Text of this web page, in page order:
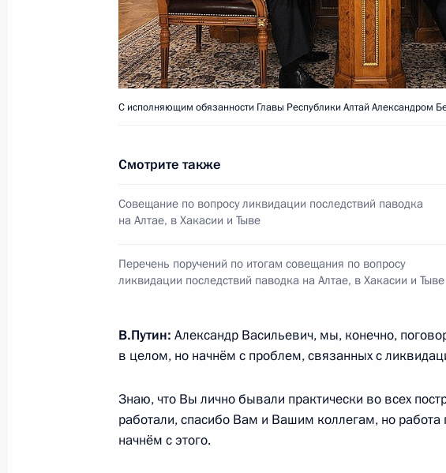
Об исполнении поручения Президента по
на Алтае, в Хакасии и Тыве
18 июля 2014 года, 15:30
обязанности Главы Республики Алтай
Президента
15 декабря 2012 года, 10:00
С исполняющим обязанности Главы Республики Алтай Александром
Смотрите также
Совещание по вопросу ликвидации последствий паводка
на Алтае, в Хакасии и Тыве
Перечень поручений по итогам совещания по вопросу
ликвидации последствий паводка на Алтае, в Хакасии и Тыве
В.Путин: Александр Васильевич, мы, конечно,
в целом, но начнём с проблем, связанных с
Знаю, что Вы лично бывали практически во всех
работали, спасибо Вам и Вашим коллегам, но работа
начнём с этого.